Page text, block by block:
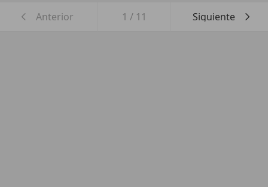
Anterior 1 / 11 Siguiente